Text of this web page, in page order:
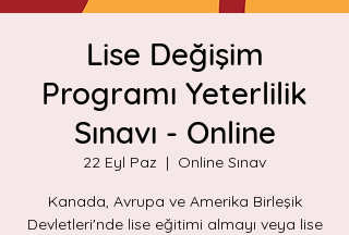
Lise Değişim
Programı Yeterlilik
Sınavı - Online
22 Eyl Paz
  |
Online Sınav
Kanada, Avrupa ve Amerika Birleşik
Devletleri'nde lise eğitimi almayı veya lise